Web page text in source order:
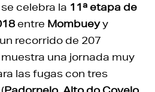
se celebra la 11ª etapa de
entre Mombueyy
recorrido de 207
una jornada muy
las fugas con tres